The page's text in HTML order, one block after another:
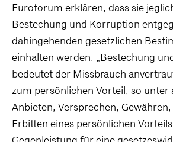
Euroforum erklären, dass sie
Bestechung und Korruption
dahingehenden gesetzlichen
einhalten werden. „Bestechung
bedeutet der Missbrauch
zum persönlichen Vorteil, so unter
Anbieten, Versprechen,
Erbitten eines persönlichen